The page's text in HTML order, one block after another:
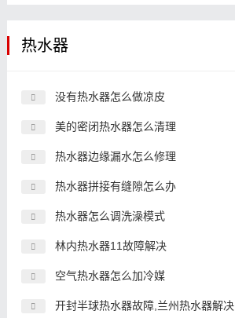
热水器
没有热水器怎么做凉皮
美的密闭热水器怎么清理
热水器边缘漏水怎么修理
热水器拼接有缝隙怎么办
热水器怎么调洗澡模式
林内热水器11故障解决
空气热水器怎么加冷媒
开封半球热水器故障,兰州热水器解决